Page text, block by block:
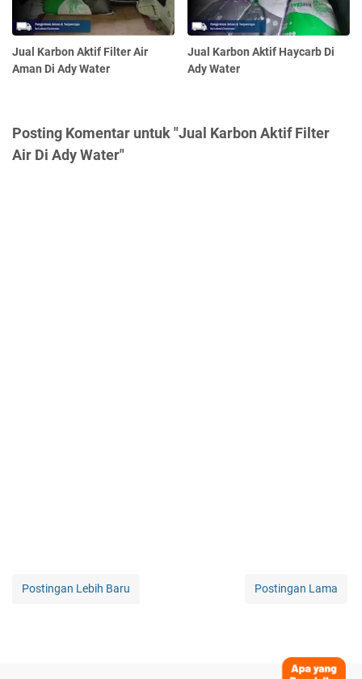
Jual Karbon Aktif Filter Air
Aman Di Ady Water
Jual Karbon Aktif Haycarb Di
Ady Water
Posting Komentar untuk "Jual Karbon Aktif Filter
Air Di Ady Water"
Postingan Lebih Baru Postingan Lama